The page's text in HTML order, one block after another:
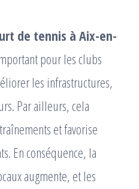
de tennis à Aix-en-
pour les clubs
les infrastructures,
Par ailleurs, cela
et favorise
En conséquence, la
augmente, et les